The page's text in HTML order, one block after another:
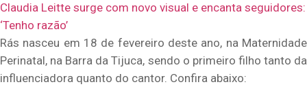
Claudia Leitte surge com novo visual e encanta seguidores:
‘Tenho razão’
Rás nasceu em 18 de fevereiro deste ano, na Maternidade
Perinatal, na Barra da Tijuca, sendo o primeiro filho tanto da
influenciadora quanto do cantor. Confira abaixo: